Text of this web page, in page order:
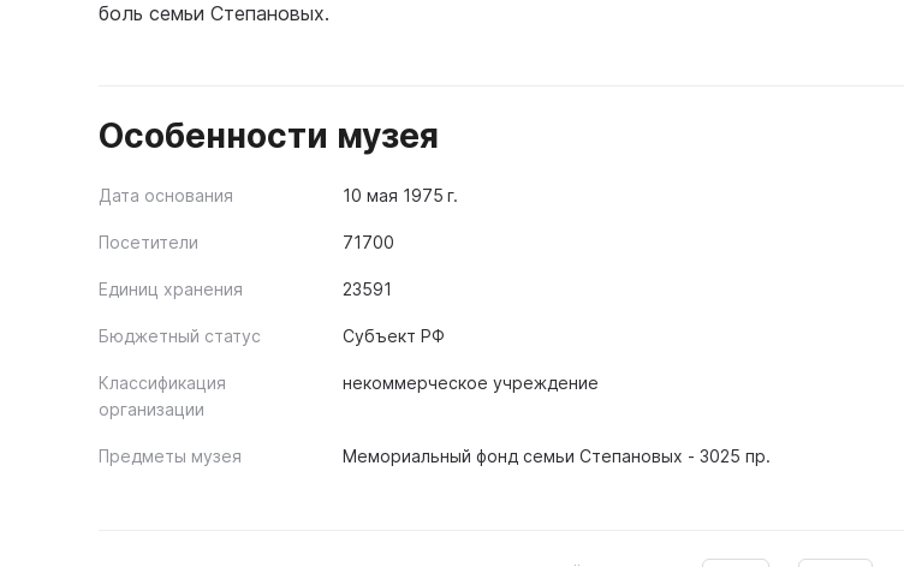
боль семьи Степановых.
Особенности музея
Дата основания 10 мая 1975 г.
Посетители 71700
Единиц хранения 23591
Бюджетный статус Субъект РФ
Классификация
организации
некоммерческое учреждение
Предметы музея Мемориальный фонд семьи Степановых - 3025 пр.